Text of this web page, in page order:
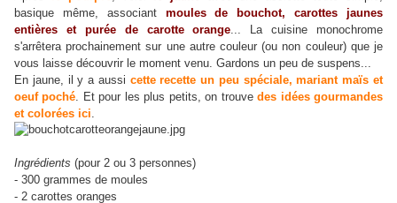
basique même, associant moules de bouchot, carottes jaunes
entières et purée de carotte orange... La cuisine monochrome
s'arrêtera prochainement sur une autre couleur (ou non couleur) que je
vous laisse découvrir le moment venu. Gardons un peu de suspens...
En jaune, il y a aussi cette recette un peu spéciale, mariant maïs et
oeuf poché. Et pour les plus petits, on trouvedes idées gourmandes
et colorées ici.
Ingrédients (pour 2 ou 3 personnes)
- 300 grammes de moules
- 2 carottes oranges